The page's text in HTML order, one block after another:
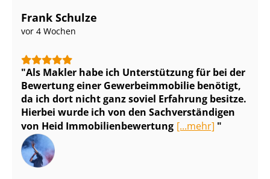
Frank Schulze
vor 4 Wochen
Als Makler habe ich Unterstützung für bei der
Bewertung einer Ge­wer­be­im­mo­bi­lie benötigt,
da ich dort nicht ganz soviel Erfahrung besitze.
Hierbei wurde ich von den Sach­ver­stän­di­gen
von Heid Im­mo­bi­li­en­be­wer­tung [...mehr]